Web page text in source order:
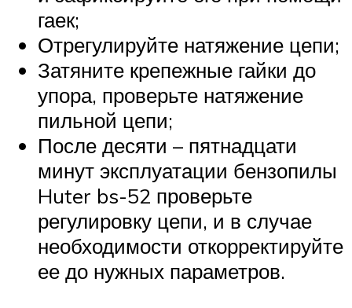
гаек;
Отрегулируйте натяжение цепи;
Затяните крепежные гайки до
упора, проверьте натяжение
пильной цепи;
После десяти – пятнадцати
минут эксплуатации бензопилы
Huter bs-52 проверьте
регулировку цепи, и в случае
необходимости откорректируйте
ее до нужных параметров.